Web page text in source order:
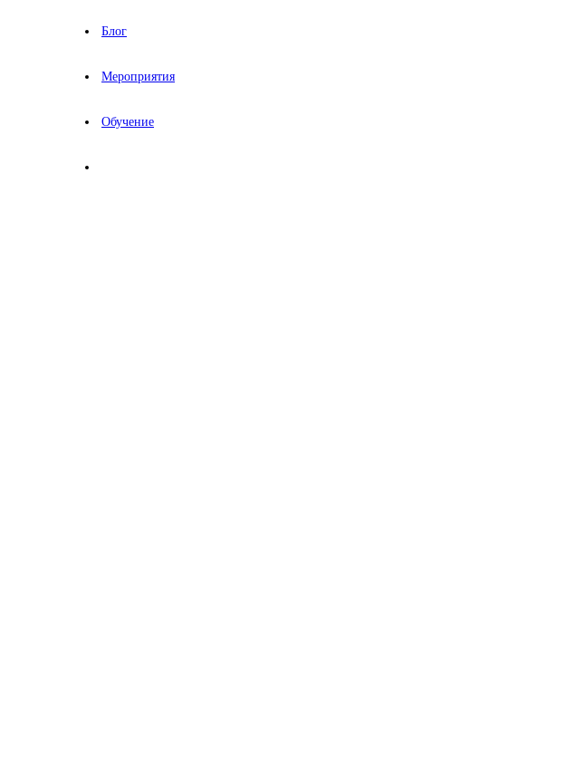
Блог
Мероприятия
Обучение